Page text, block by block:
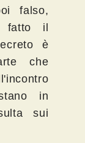
falso,
fatto il
è
che
in
sui